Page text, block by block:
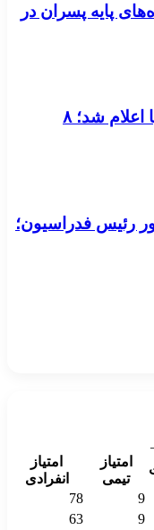
پایه پسران در
ترکیب نهایی کاراته ایران برای ناگویا اعلام شد؛ ۸
رئیس فدراسیون؛
امتیاز
تیمی
امتیاز
انفرادی
9
78
9
63